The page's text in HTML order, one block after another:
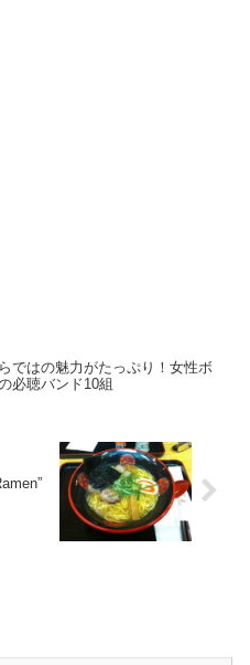
ではの魅力がたっぷり！女性ボ
必聴バンド10組